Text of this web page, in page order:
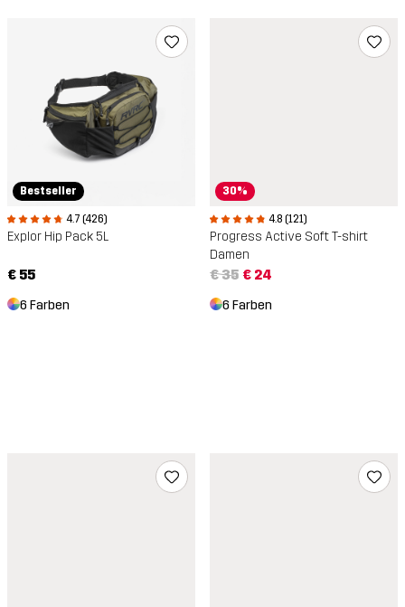
Bestseller
4.7 (426)
Explor Hip Pack 5L
€ 55
6 Farben
30%
4.8 (121)
Progress Active Soft T-shirt
Damen
€ 35 € 24
6 Farben